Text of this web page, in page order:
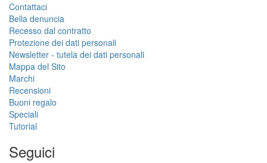
Contattaci
Bella denuncia
Recesso dal contratto
Protezione dei dati personali
Newsletter - tutela dei dati personali
Mappa del Sito
Marchi
Recensioni
Buoni regalo
Speciali
Tutorial
Seguici